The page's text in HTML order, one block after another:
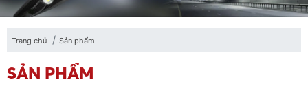
Trang chủ Sản phẩm
SẢN PHẨM